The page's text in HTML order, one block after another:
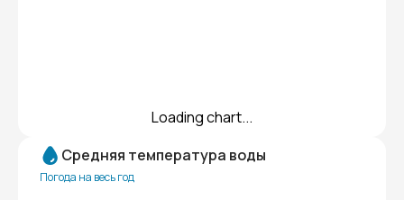
Loading chart...
Средняя температура воды
Погода на весь год